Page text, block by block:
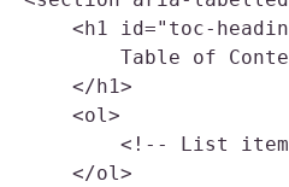
<h1 id="toc-
Table of
    </h1>
    <ol>
<!-- List
    </ol>